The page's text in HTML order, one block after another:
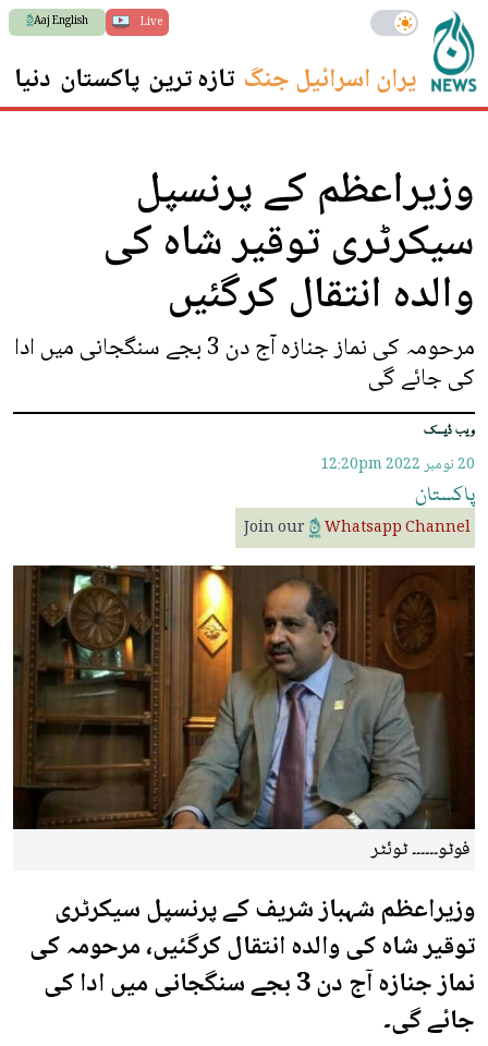
Live
Aaj English
ایران اسرائیل جنگ تازہ ترین پاکستان دنیا
وزیراعظم کے پرنسپل
سیکرٹری توقیر شاہ کی
والدہ انتقال کرگئیں
مرحومہ کی نماز جنازہ آج دن 3 بجے سنگجانی میں ادا
کی جائے گی
ویب ڈیسک
20 نومبر 2022 12:20pm
پاکستان
Join our Whatsapp Channel
فوٹو۔۔۔۔۔۔ ٹوئٹر
وزیراعظم شہباز شریف کے پرنسپل سیکرٹری
توقیر شاہ کی والدہ انتقال کرگئیں، مرحومہ کی
نماز جنازہ آج دن 3 بجے سنگجانی میں ادا کی
جائے گی۔